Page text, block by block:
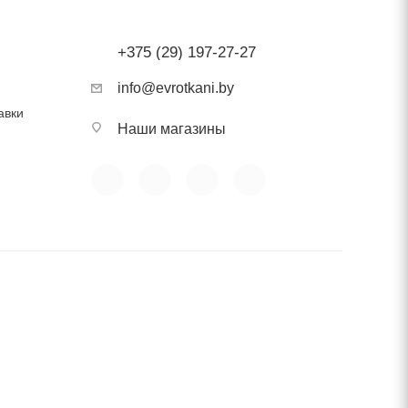
+375 (29) 197-27-27
info@evrotkani.by
Наши магазины